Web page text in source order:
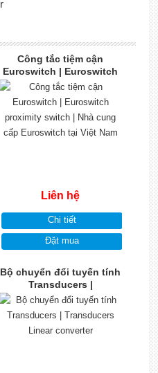
Công tắc tiệm cận
Euroswitch | Euroswitch
proximity switch | Nhà
cung cấp Euroswitch tại
Việt Nam
Liên hệ
Chi tiết
Đặt mua
Bộ chuyển đổi tuyến tính
Transducers |
Transducers Linear
converter